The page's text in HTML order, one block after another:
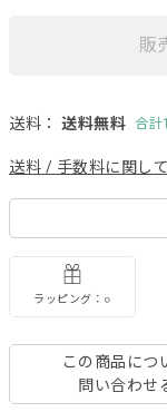
販
送料： 送料無料 合計
送料 / 手数料に関して
ラッピング：○
この商品につ
問い合わせ